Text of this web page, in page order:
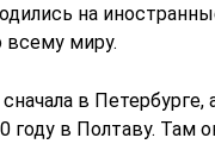
на
всему миру.
в Петербурге,
году в Полтаву. Там